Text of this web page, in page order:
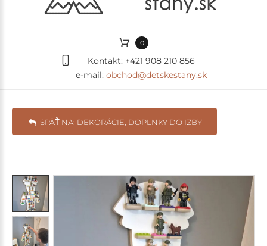
0
Kontakt: +421 908 210 856
e-mail: obchod@detskestany.sk
SPÄŤ NA: DEKORÁCIE, DOPLNKY DO IZBY